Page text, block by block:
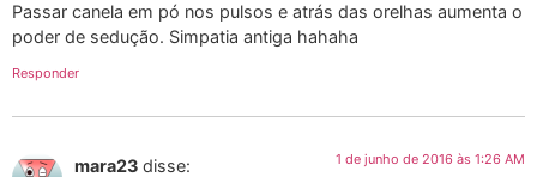
Passar canela em pó nos pulsos e atrás das orelhas aumenta o
poder de sedução. Simpatia antiga hahaha
Responder
mara23 disse: 1 de junho de 2016 às 1:26 AM